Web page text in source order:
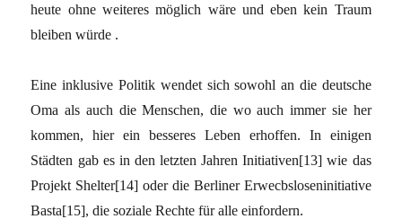
heute ohne weiteres möglich wäre und eben kein Traum
bleiben würde .
Eine inklusive Politik wendet sich sowohl an die deutsche
Oma als auch die Menschen, die wo auch immer sie her
kommen, hier ein besseres Leben erhoffen. In einigen
Städten gab es in den letzten Jahren Initiativen[13] wie das
Projekt Shelter[14] oder die Berliner Erwecbsloseninitiative
Basta[15], die soziale Rechte für alle einfordern.